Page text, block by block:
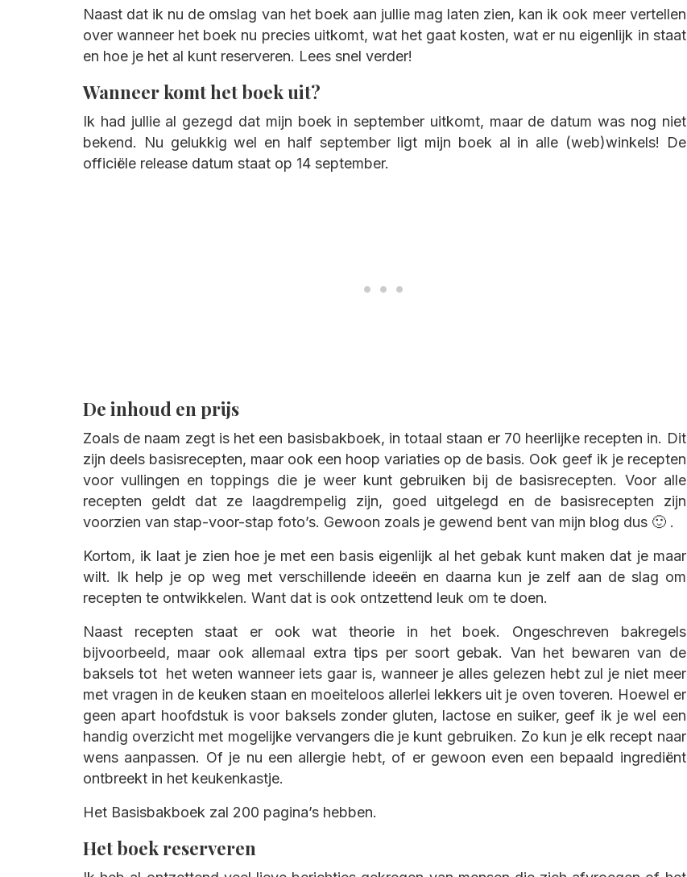
Naast dat ik nu de omslag van het boek aan jullie mag laten zien, kan ik ook meer vertellen
over wanneer het boek nu precies uitkomt, wat het gaat kosten, wat er nu eigenlijk in staat
en hoe je het al kunt reserveren. Lees snel verder!
Wanneer komt het boek uit?
Ik had jullie al gezegd dat mijn boek in september uitkomt, maar de datum was nog niet
bekend. Nu gelukkig wel en half september ligt mijn boek al in alle (web)winkels! De
officiële release datum staat op 14 september.
De inhoud en prijs
Zoals de naam zegt is het een basisbakboek, in totaal staan er 70 heerlijke recepten in. Dit
zijn deels basisrecepten, maar ook een hoop variaties op de basis. Ook geef ik je recepten
voor vullingen en toppings die je weer kunt gebruiken bij de basisrecepten. Voor alle
recepten geldt dat ze laagdrempelig zijn, goed uitgelegd en de basisrecepten zijn
voorzien van stap-voor-stap foto’s. Gewoon zoals je gewend bent van mijn blog dus 🙂 .
Kortom, ik laat je zien hoe je met een basis eigenlijk al het gebak kunt maken dat je maar
wilt. Ik help je op weg met verschillende ideeën en daarna kun je zelf aan de slag om
recepten te ontwikkelen. Want dat is ook ontzettend leuk om te doen.
Naast recepten staat er ook wat theorie in het boek. Ongeschreven bakregels
bijvoorbeeld, maar ook allemaal extra tips per soort gebak. Van het bewaren van de
baksels tot het weten wanneer iets gaar is, wanneer je alles gelezen hebt zul je niet meer
met vragen in de keuken staan en moeiteloos allerlei lekkers uit je oven toveren. Hoewel er
geen apart hoofdstuk is voor baksels zonder gluten, lactose en suiker, geef ik je wel een
handig overzicht met mogelijke vervangers die je kunt gebruiken. Zo kun je elk recept naar
wens aanpassen. Of je nu een allergie hebt, of er gewoon even een bepaald ingrediënt
ontbreekt in het keukenkastje.
Het Basisbakboek zal 200 pagina’s hebben.
Het boek reserveren